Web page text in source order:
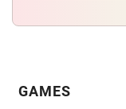
GAMES